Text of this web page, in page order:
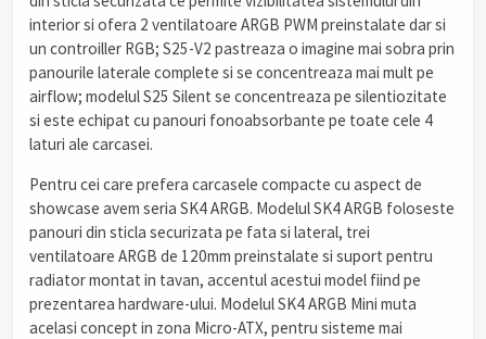
interior si ofera 2 ventilatoare ARGB PWM preinstalate dar si
un controiller RGB; S25-V2 pastreaza o imagine mai sobra prin
panourile laterale complete si se concentreaza mai mult pe
airflow; modelul S25 Silent se concentreaza pe silentiozitate
si este echipat cu panouri fonoabsorbante pe toate cele 4
laturi ale carcasei.
Pentru cei care prefera carcasele compacte cu aspect de
showcase avem seria SK4 ARGB. Modelul SK4 ARGB foloseste
panouri din sticla securizata pe fata si lateral, trei
ventilatoare ARGB de 120mm preinstalate si suport pentru
radiator montat in tavan, accentul acestui model fiind pe
prezentarea hardware-ului. Modelul SK4 ARGB Mini muta
acelasi concept in zona Micro-ATX, pentru sisteme mai